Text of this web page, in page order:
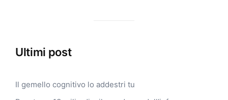
Ultimi post
Il gemello cognitivo lo addestri tu